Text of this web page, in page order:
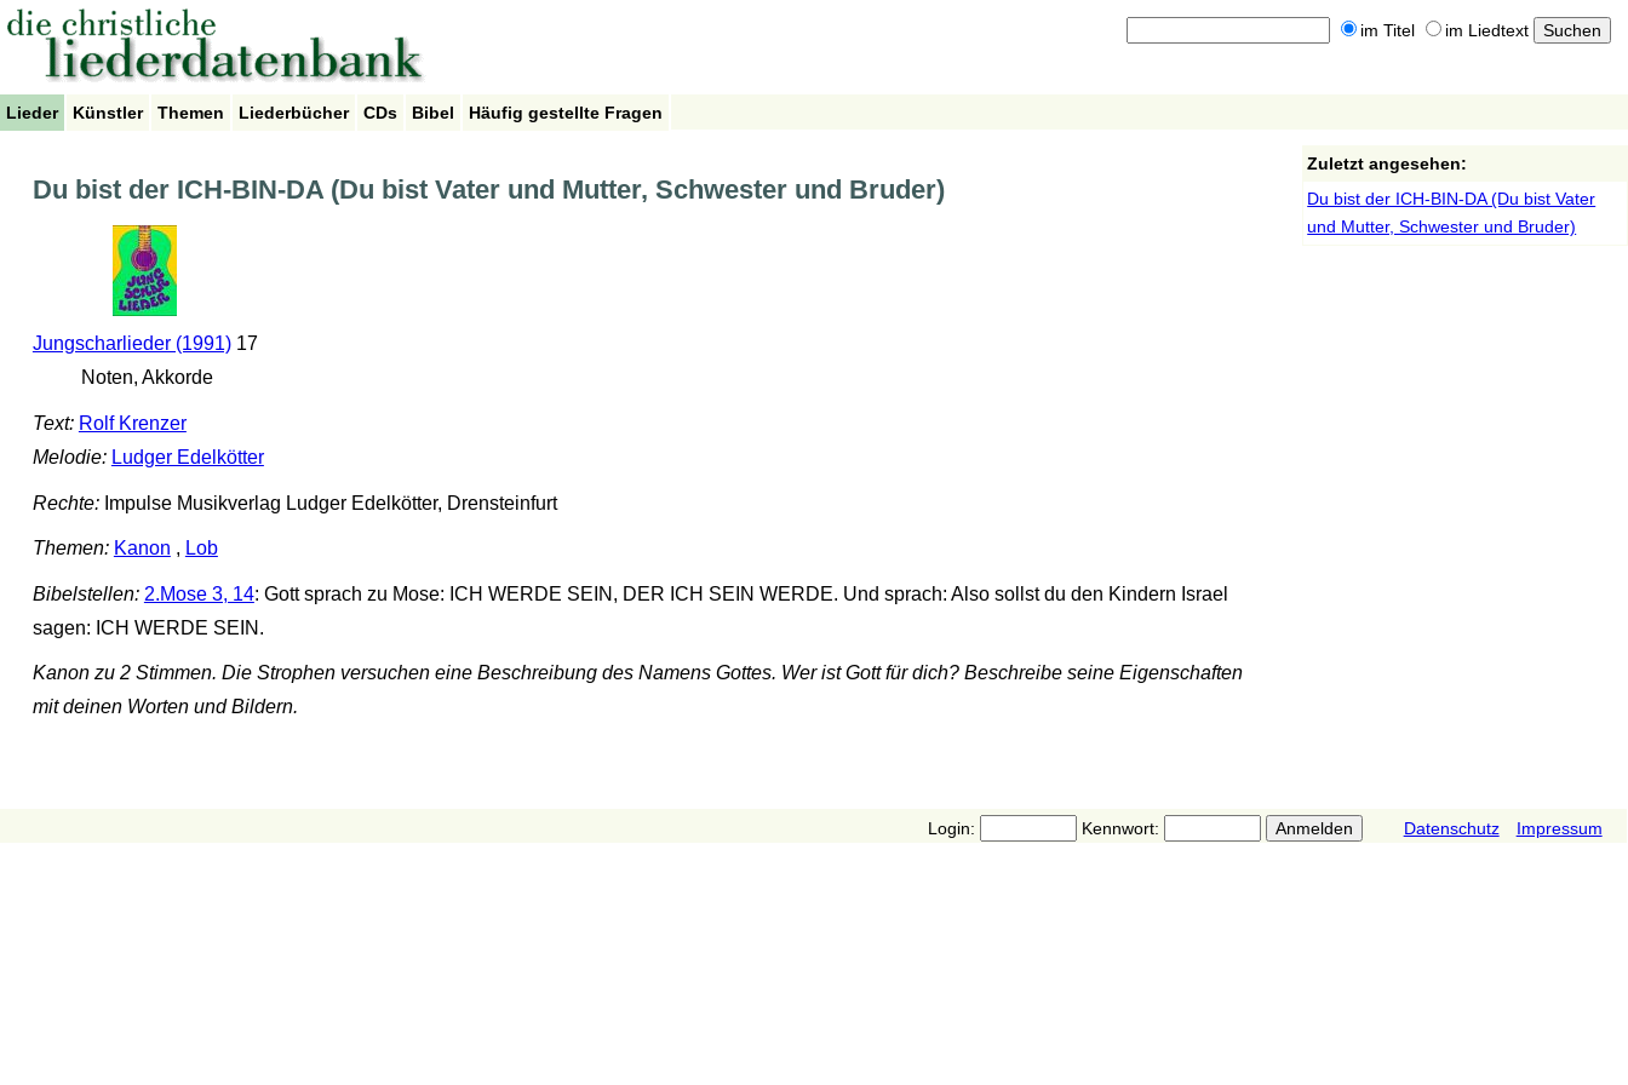
im Titel im Liedtext
Lieder Künstler Themen Liederbücher CDs Bibel Häufig gestellte Fragen
Du bist der ICH-BIN-DA (Du bist Vater und Mutter, Schwester und Bruder)
Jungscharlieder (1991)17
Noten, Akkorde
Text: Rolf Krenzer
Melodie: Ludger Edelkötter
Rechte:Impulse Musikverlag Ludger Edelkötter, Drensteinfurt
Themen: Kanon , Lob
Bibelstellen: 2.Mose 3, 14: Gott sprach zu Mose: ICH WERDE SEIN, DER ICH SEIN WERDE. Und sprach: Also sollst du den Kindern Israel
sagen: ICH WERDE SEIN.
Kanon zu 2 Stimmen. Die Strophen versuchen eine Beschreibung des Namens Gottes. Wer ist Gott für dich? Beschreibe seine Eigenschaften
mit deinen Worten und Bildern.
Zuletzt angesehen:
Du bist der ICH-BIN-DA (Du bist Vater
und Mutter, Schwester und Bruder)
Login: Kennwort: Datenschutz Impressum